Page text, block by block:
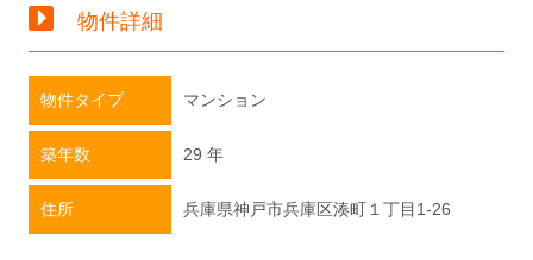
物件詳細
物件タイプ マンション
築年数 29 年
住所 兵庫県神戸市兵庫区湊町１丁目1-26